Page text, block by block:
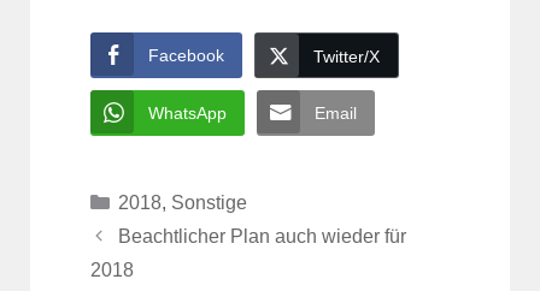
Facebook Twitter/X
WhatsApp Email
Kategorien
2018, Sonstige
Beachtlicher Plan auch wieder für
2018